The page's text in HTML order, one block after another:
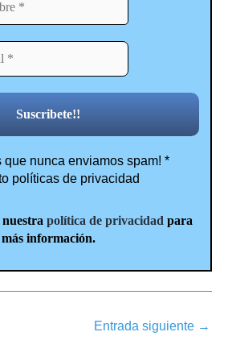
que nunca enviamos spam! *
políticas de privacidad
nuestra política de privacidad para
más información.
Entrada siguiente →